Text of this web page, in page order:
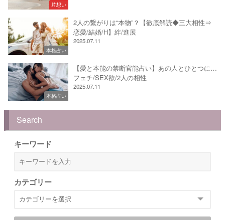
片想い
本格占い
2人の繋がりは“本物”？【徹底解読◆三大相性⇒
恋愛/結婚/H】絆/進展
2025.07.11
本格占い
【愛と本能の禁断官能占い】あの人とひとつに…
フェチ/SEX欲/2人の相性
2025.07.11
Search
キーワード
カテゴリー